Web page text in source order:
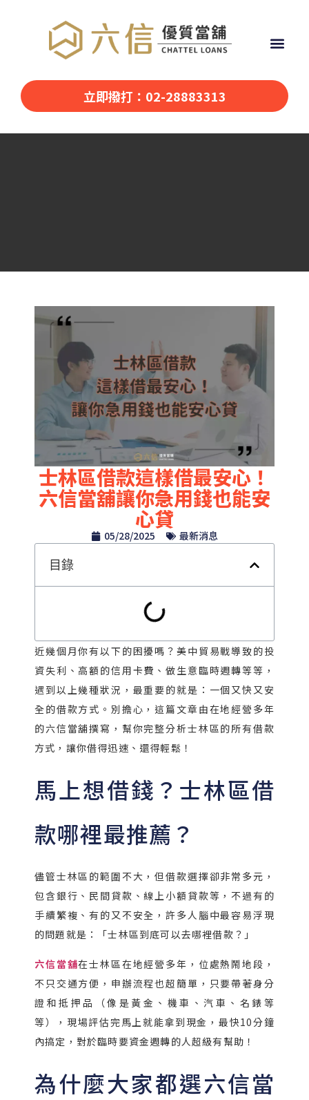
立即撥打：02-28883313
士林區借款這樣借最安心！
六信當舖讓你急用錢也能安
心貸
05/28/2025 最新消息
目錄
近幾個月你有以下的困擾嗎？美中貿易戰導致的投
資失利、高額的信用卡費、做生意臨時週轉等等，
遇到以上幾種狀況，最重要的就是：一個又快又安
全的借款方式。別擔心，這篇文章由在地經營多年
的六信當舖撰寫，幫你完整分析士林區的所有借款
方式，讓你借得迅速、還得輕鬆！
馬上想借錢？士林區借
款哪裡最推薦？
儘管士林區的範圍不大，但借款選擇卻非常多元，
包含銀行、民間貸款、線上小額貸款等，不過有的
手續繁複、有的又不安全，許多人腦中最容易浮現
的問題就是：「士林區到底可以去哪裡借款？」
六信當舖在士林區在地經營多年，位處熱鬧地段，
不只交通方便，申辦流程也超簡單，只要帶著身分
證和抵押品（像是黃金、機車、汽車、名錶等
等），現場評估完馬上就能拿到現金，最快10分鐘
內搞定，對於臨時要資金週轉的人超級有幫助！
為什麼大家都選六信當